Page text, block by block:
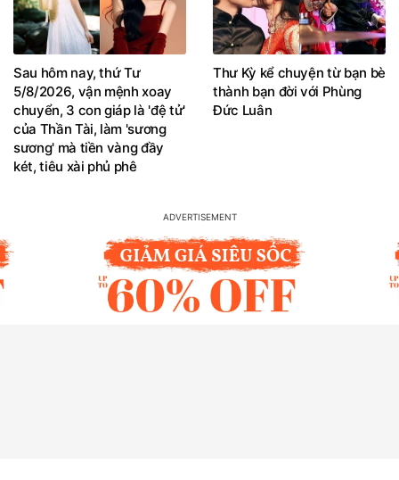
Sau hôm nay, thứ Tư
5/8/2026, vận mệnh xoay
chuyển, 3 con giáp là 'đệ tử'
của Thần Tài, làm 'sương
sương' mà tiền vàng đầy
két, tiêu xài phủ phê
Thư Kỳ kể chuyện từ bạn bè
thành bạn đời với Phùng
Đức Luân